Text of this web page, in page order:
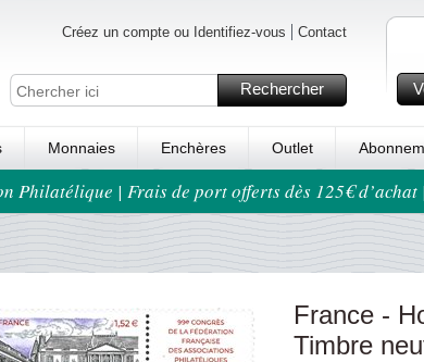
Créez un compte ou Identifiez-vous Contact
Rechercher
Monnaies Enchères Outlet
Philatélique | Frais de port offerts dès 125€ d’achat
France -
Timbre